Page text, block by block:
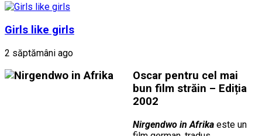
Girls like girls
2 săptămâni ago
Oscar pentru cel mai
bun film străin – Ediția
2002
Nirgendwo in Afrika este un